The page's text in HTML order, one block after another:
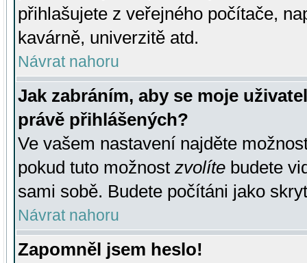
přihlašujete z veřejného počítače,
kavárně, univerzitě atd.
Návrat nahoru
Jak zabráním, aby se moje
právě přihlášených?
Ve vašem nastavení najděte
pokud tuto možnost zvolíte budete
sami sobě. Budete počítáni jako
Návrat nahoru
Zapomněl jsem heslo!